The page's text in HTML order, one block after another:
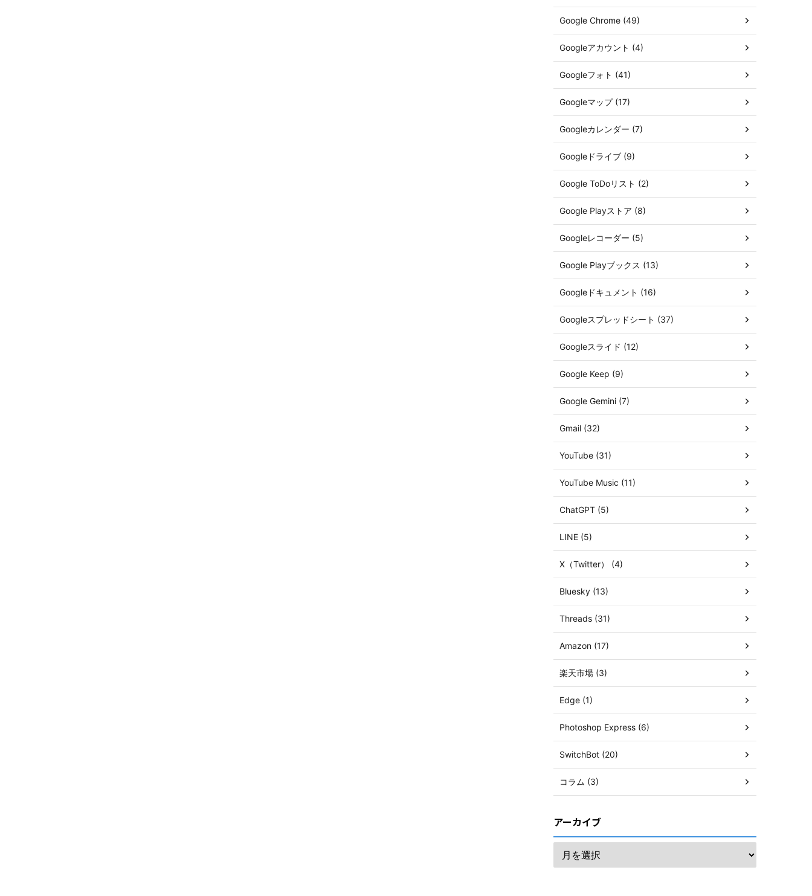
Google Chrome (49)
Googleアカウント (4)
Googleフォト (41)
Googleマップ (17)
Googleカレンダー (7)
Googleドライブ (9)
Google ToDoリスト (2)
Google Playストア (8)
Googleレコーダー (5)
Google Playブックス (13)
Googleドキュメント (16)
Googleスプレッドシート (37)
Googleスライド (12)
Google Keep (9)
Google Gemini (7)
Gmail (32)
YouTube (31)
YouTube Music (11)
ChatGPT (5)
LINE (5)
X（Twitter） (4)
Bluesky (13)
Threads (31)
Amazon (17)
楽天市場 (3)
Edge (1)
Photoshop Express (6)
SwitchBot (20)
コラム (3)
アーカイブ